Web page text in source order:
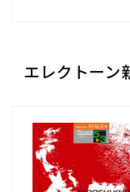
エレクトーン